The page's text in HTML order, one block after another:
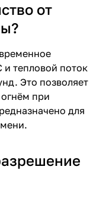
от
и тепловой поток
Это позволяет
при
для